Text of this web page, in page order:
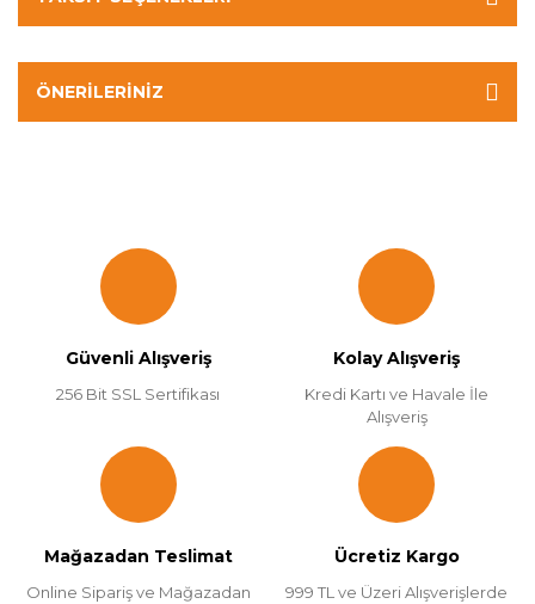
ÖNERILERINIZ
Güvenli Alışveriş
256 Bit SSL Sertifikası
Kolay Alışveriş
Kredi Kartı ve Havale İle
Alışveriş
Mağazadan Teslimat
Online Sipariş ve Mağazadan
Ücretiz Kargo
999 TL ve Üzeri Alışverişlerde